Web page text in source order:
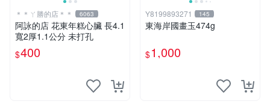
＊＊ㄚ勝的店＊＊ 6063
阿詠的店 花東年糕心臟 長4.1
寬2厚1.1公分 未打孔
$400
Y8199893271 145
東海岸國畫玉474g
$1,000